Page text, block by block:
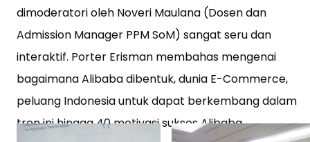
dimoderatori oleh Noveri Maulana (Dosen dan
Admission Manager PPM SoM) sangat seru dan
interaktif. Porter Erisman membahas mengenai
bagaimana Alibaba dibentuk, dunia E-Commerce,
peluang Indonesia untuk dapat berkembang dalam
tren ini hingga 40 motivasi sukses Alibaba.